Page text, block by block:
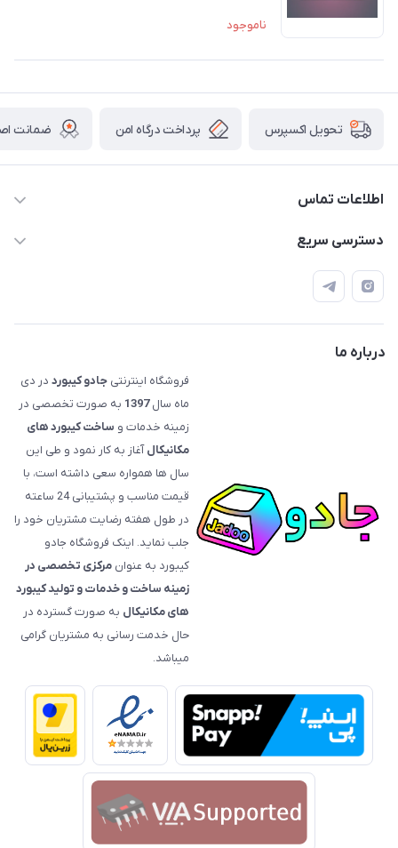
ناموجود
تحویل اکسپرس پرداخت درگاه امن ضمانت
اطلاعات تماس
09120992668
info@jadookb.com
حضوری، با هماهنگی)
دسترسی سریع
حساب کاربری
اصطلاحات و مفاهیم مرتبط به کیبوردهای مکانیکال
درباره ما
فروشگاه اینترنتی جادو کیبورد در دی
ماه سال1397 به صورت تخصصی در
زمینه خدمات و ساخت کیبورد های
مکانیکالآغاز به کار نمود و طی این
سال ها همواره سعی داشته است، با
قیمت‌ مناسب و پشتیبانی 24 ساعته
در طول هفته رضایت مشتریان خود را
جلب نماید. اینک فروشگاه جادو
کیبورد به عنوان مرکزی تخصصی در
زمینه ساخت و خدمات و تولید کیبورد
های مکانیکال به صورت گسترده در
حال خدمت رسانی به مشتریان گرامی
میباشد.